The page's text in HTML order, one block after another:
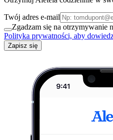
Twój adres e-mail
Zgadzam się na otrzymywanie
Polityka prywatności, aby
Zapisz się